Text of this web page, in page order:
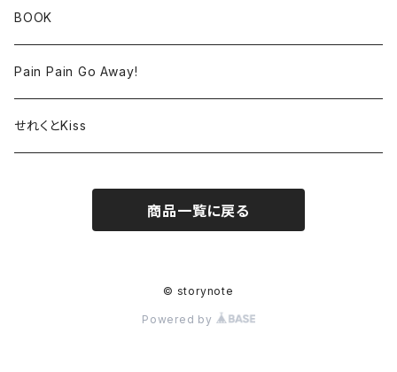
BOOK
Pain Pain Go Away!
せれくとKiss
商品一覧に戻る
© storynote
Powered by